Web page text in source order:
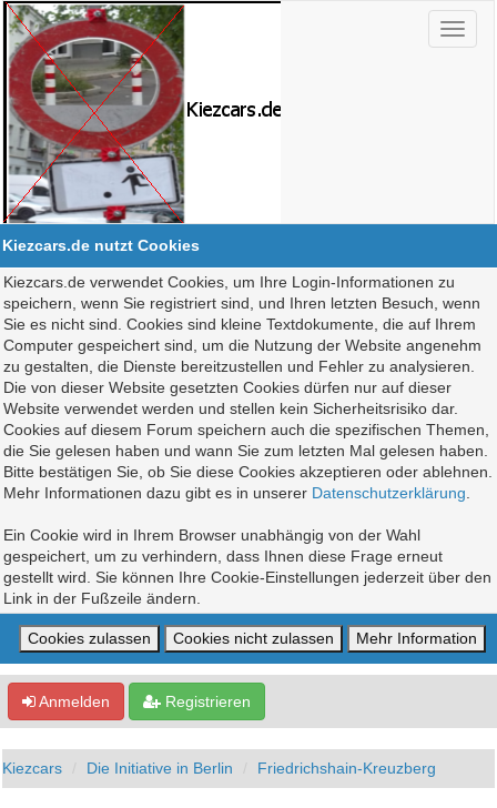
Kiezcars.de nutzt Cookies
Kiezcars.de verwendet Cookies, um Ihre Login-Informationen zu
speichern, wenn Sie registriert sind, und Ihren letzten Besuch, wenn
Sie es nicht sind. Cookies sind kleine Textdokumente, die auf Ihrem
Computer gespeichert sind, um die Nutzung der Website angenehm
zu gestalten, die Dienste bereitzustellen und Fehler zu analysieren.
Die von dieser Website gesetzten Cookies dürfen nur auf dieser
Website verwendet werden und stellen kein Sicherheitsrisiko dar.
Cookies auf diesem Forum speichern auch die spezifischen Themen,
die Sie gelesen haben und wann Sie zum letzten Mal gelesen haben.
Bitte bestätigen Sie, ob Sie diese Cookies akzeptieren oder ablehnen.
Mehr Informationen dazu gibt es in unserer Datenschutzerklärung
Ein Cookie wird in Ihrem Browser unabhängig von der Wahl
gespeichert, um zu verhindern, dass Ihnen diese Frage erneut
gestellt wird. Sie können Ihre Cookie-Einstellungen jederzeit über den
Link in der Fußzeile ändern.
Anmelden Registrieren
Kiezcars Die Initiative in Berlin Friedrichshain-Kreuzberg